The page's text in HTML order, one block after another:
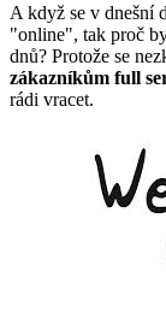
A když se v dnešní
"online", tak proč
dnů? Protože se
zákazníkům full
rádi vracet.